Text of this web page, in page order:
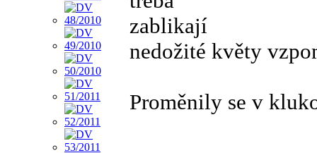
zablikají
nedožité květy
Proměnily se v